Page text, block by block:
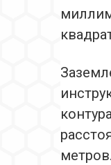
метров.